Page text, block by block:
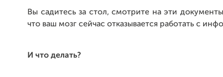
Вы садитесь за стол, смотрите на эти
что ваш мозг сейчас отказывается работать с
И что делать?